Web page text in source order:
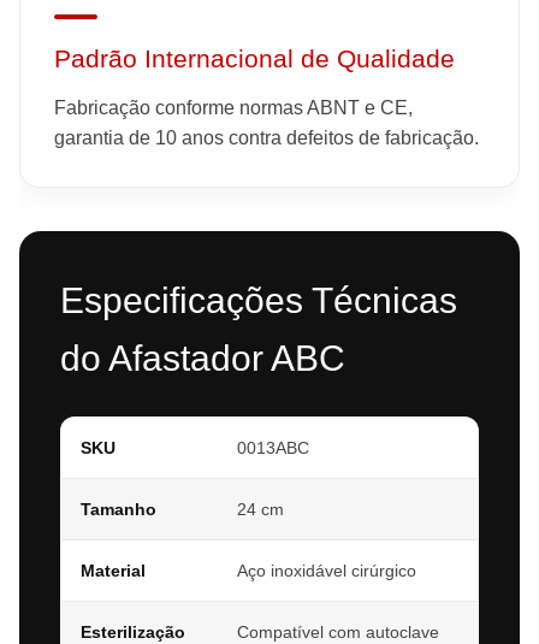
Padrão Internacional de Qualidade
Fabricação conforme normas ABNT e CE,
garantia de 10 anos contra defeitos de fabricação.
Especificações Técnicas
do Afastador ABC
SKU 0013ABC
Tamanho 24 cm
Material Aço inoxidável cirúrgico
Esterilização Compatível com autoclave